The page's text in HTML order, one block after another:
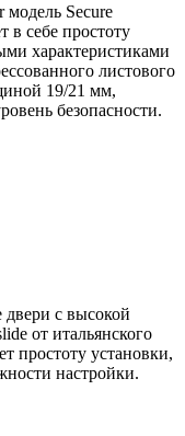
модель Secure
в себе простоту
характеристиками
листового
19/21 мм,
безопасности.
с высокой
от итальянского
простоту установки,
настройки.